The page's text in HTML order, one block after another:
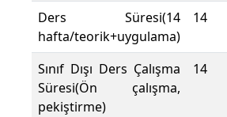
Ders Süresi(14
hafta/teorik+uygulama)
14
Sınıf Dışı Ders Çalışma
Süresi(Ön çalışma,
pekiştirme)
14